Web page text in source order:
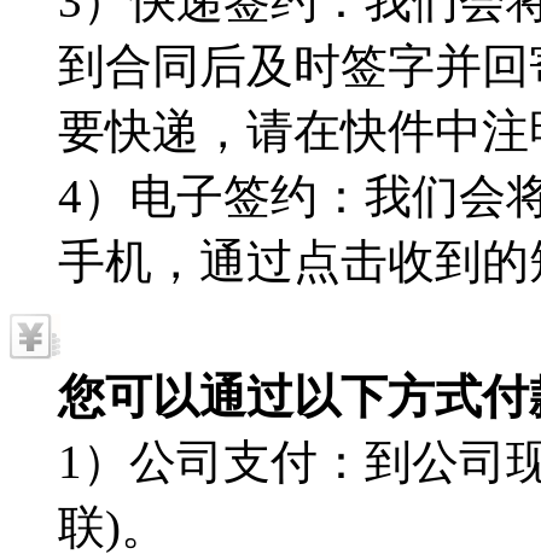
到合同后及时签字并
要快递，请在快件中
4）电子签约：我们会
手机，通过点击收到
您可以通过以下方式付
1）公司支付：到公司
联)。